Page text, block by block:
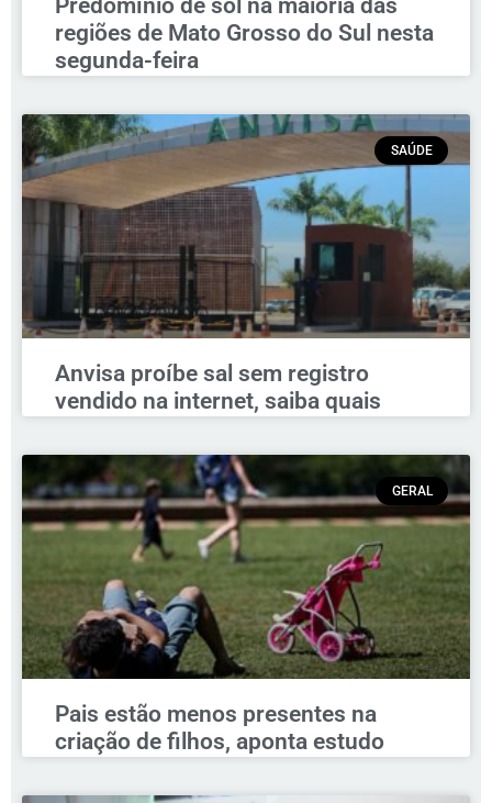
Predomínio de sol na maioria das
regiões de Mato Grosso do Sul nesta
segunda-feira
SAÚDE
Anvisa proíbe sal sem registro
vendido na internet, saiba quais
GERAL
Pais estão menos presentes na
criação de filhos, aponta estudo